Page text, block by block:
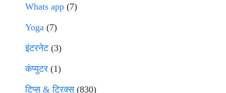
Whats app (7)
Yoga (7)
इंटरनेट(3)
कंप्युटर (1)
टिप्स & ट्रिक्स(830)